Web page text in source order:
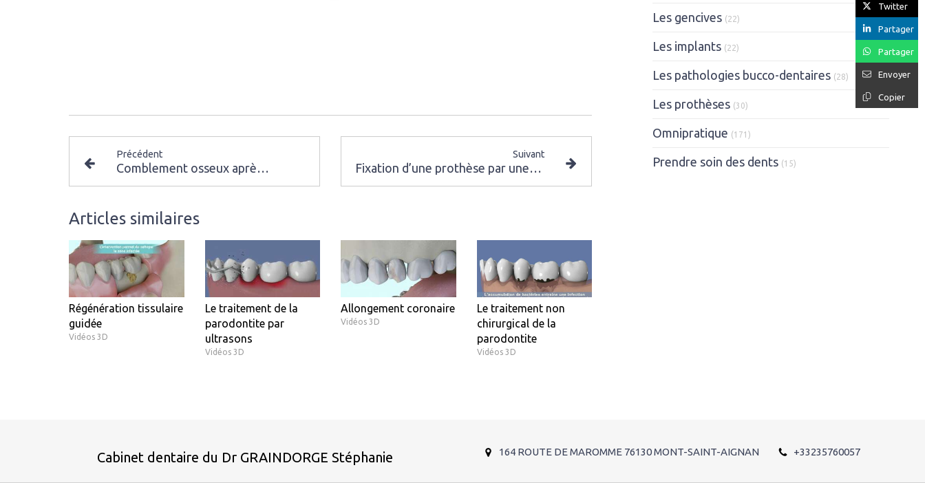
Précédent
Comblement osseux après une extraction dentaire
Suivant
Fixation d’une prothèse par une barre sur 2 implants
Articles similaires
Régénération tissulaire
guidée
Vidéos 3D
Le traitement de la
parodontite par
ultrasons
Vidéos 3D
Allongement coronaire
Vidéos 3D
Le traitement non
chirurgical de la
parodontite
Vidéos 3D
Twitter
Partager
Partager
Envoyer
Copier
Les gencives (22)
Les implants (22)
Les pathologies bucco-dentaires (28)
Articles Count
Les prothèses (30)
Omnipratique (171)
Prendre soin des dents (15)
Cabinet dentaire du Dr GRAINDORGE Stéphanie 164 ROUTE DE MAROMME 76130MONT-SAINT-AIGNAN +33235760057